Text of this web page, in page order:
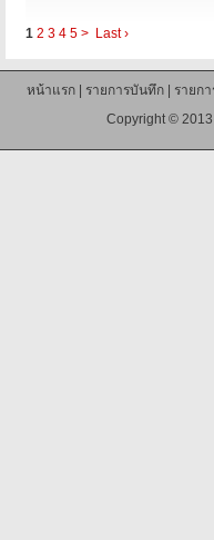
1 2 3 4 5 > Last ›
หน้าแรก| รายการบันทึก|
รายก
Copyright ©